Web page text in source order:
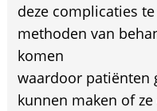
deze complicaties te
methoden van
komen
waardoor patiënten
kunnen maken of